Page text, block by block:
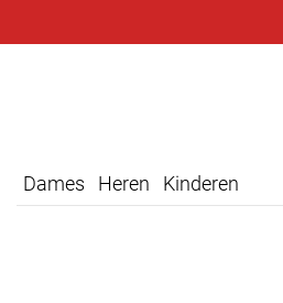
Dames Heren Kinderen